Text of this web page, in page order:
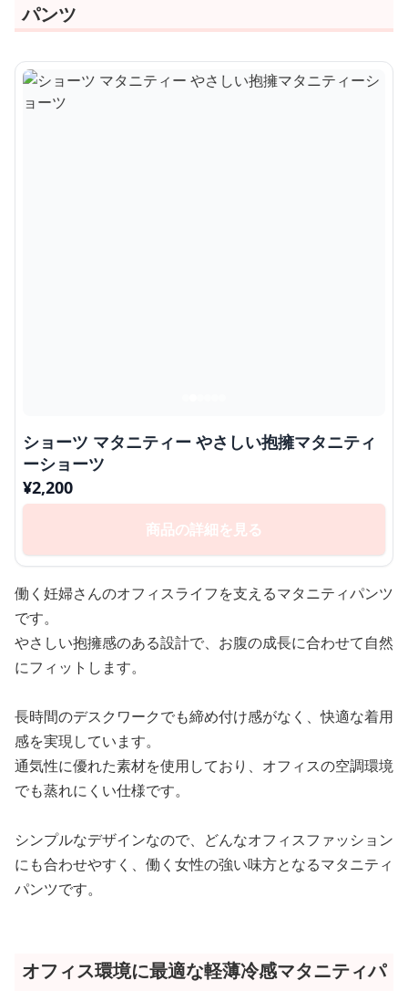
パンツ
ショーツ マタニティー やさしい抱擁マタニティ
ーショーツ
¥2,200
商品の詳細を見る
働く妊婦さんのオフィスライフを支えるマタニティパンツ
です。
やさしい抱擁感のある設計で、お腹の成長に合わせて自然
にフィットします。
長時間のデスクワークでも締め付け感がなく、快適な着用
感を実現しています。
通気性に優れた素材を使用しており、オフィスの空調環境
でも蒸れにくい仕様です。
シンプルなデザインなので、どんなオフィスファッション
にも合わせやすく、働く女性の強い味方となるマタニティ
パンツです。
オフィス環境に最適な軽薄冷感マタニティパ